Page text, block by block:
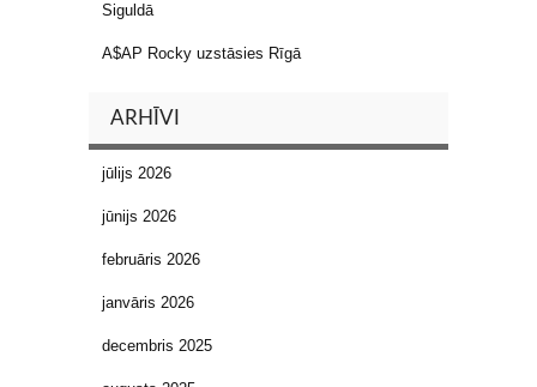
Siguldā
A$AP Rocky uzstāsies Rīgā
ARHĪVI
jūlijs 2026
jūnijs 2026
februāris 2026
janvāris 2026
decembris 2025